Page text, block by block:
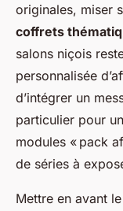
originales, miser
coffrets
salons niçois
personnalisée
d’intégrer un
particulier pour
modules « pack
de séries à
Mettre en avant